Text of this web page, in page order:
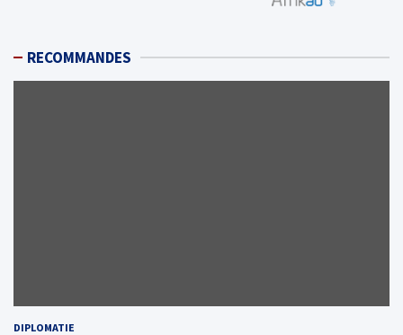
RECOMMANDES
DIPLOMATIE